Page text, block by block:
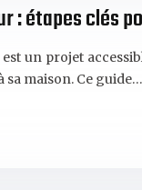
: étapes clés
un projet
sa maison. Ce guide…